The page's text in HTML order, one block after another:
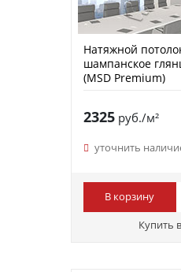
Натяжной
шампанское
(MSD Premium)
2325руб./м²
уточнить
В корзину
Купить